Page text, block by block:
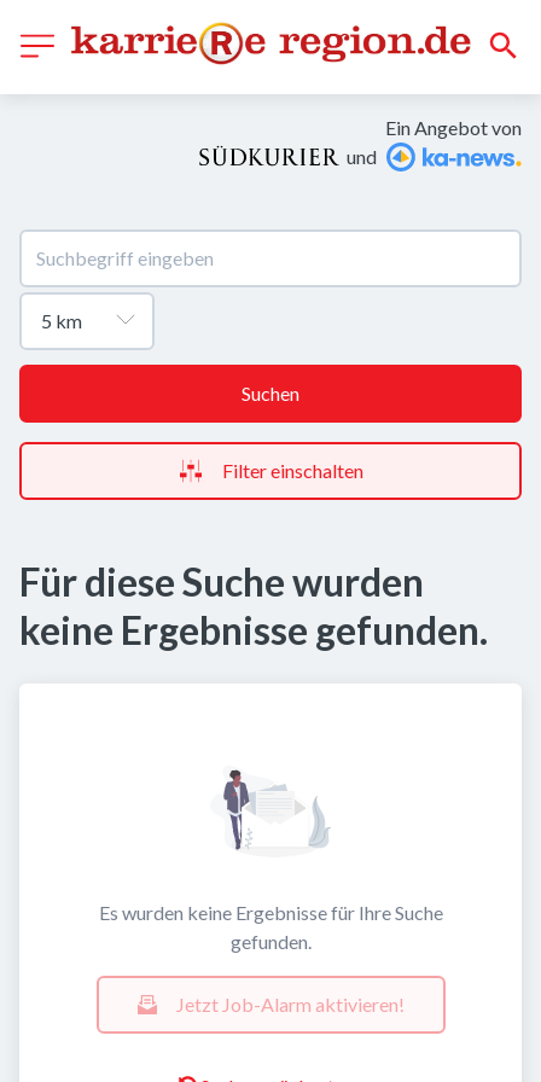
Ein Angebot von
und
Suchen
Filter einschalten
Für diese Suche wurden
keine Ergebnisse gefunden.
Es wurden keine Ergebnisse für Ihre Suche
gefunden.
Jetzt Job-Alarm aktivieren!